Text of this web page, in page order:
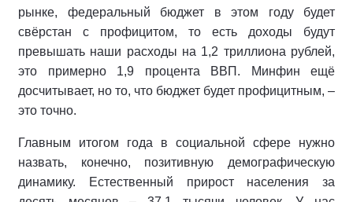
рынке, федеральный бюджет в этом году будет
свёрстан с профицитом, то есть доходы будут
превышать наши расходы на 1,2 триллиона рублей,
это примерно 1,9 процента ВВП. Минфин ещё
досчитывает, но то, что бюджет будет профицитным, –
это точно.
Главным итогом года в социальной сфере нужно
назвать, конечно, позитивную демографическую
динамику. Естественный прирост населения за